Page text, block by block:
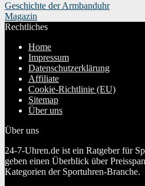
Geschichte der Armbanduhr
Magazin
Rechtliches
Home
Impressum
Datenschutzerklärung
Affiliate
Cookie-Richtlinie (EU)
Sitemap
Über uns
Über uns
24-7-Uhren.de ist ein Ratgeber für
geben einen Überblick über
Kategorien der Sportuhren-Branche.